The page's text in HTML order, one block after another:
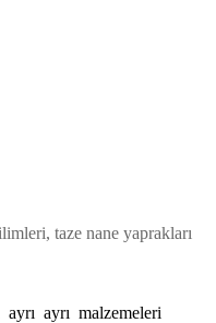
taze nane yaprakları
ayrı malzemeleri